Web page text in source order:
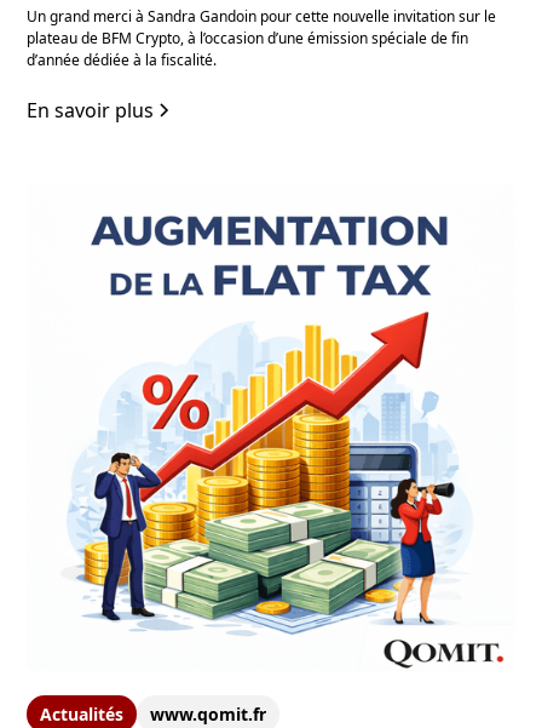
Un grand merci à Sandra Gandoin pour cette nouvelle invitation sur le
plateau de BFM Crypto, à l’occasion d’une émission spéciale de fin
d’année dédiée à la fiscalité.
En savoir plus
Actualités www.qomit.fr